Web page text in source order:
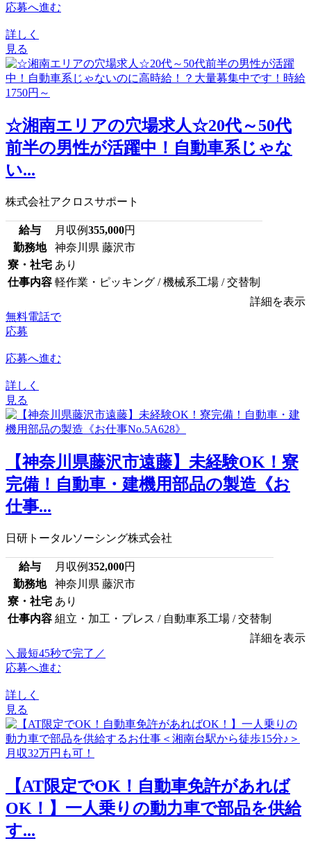
応募へ進む
詳しく
見る
☆湘南エリアの穴場求人☆20代～50代
前半の男性が活躍中！自動車系じゃな
い...
株式会社アクロスサポート
給与 月収例355,000円
勤務地
神奈川県 藤沢市
寮・社宅 あり
仕事内容 軽作業・ピッキング / 機械系工場 / 交替制
詳細を表示
無料電話で
応募
応募へ進む
詳しく
見る
【神奈川県藤沢市遠藤】未経験OK！寮
完備！自動車・建機用部品の製造《お
仕事...
日研トータルソーシング株式会社
給与 月収例352,000円
勤務地
神奈川県 藤沢市
寮・社宅 あり
仕事内容 組立・加工・プレス / 自動車系工場 / 交替制
詳細を表示
＼最短45秒で完了／
応募へ進む
詳しく
見る
【AT限定でOK！自動車免許があれば
OK！】一人乗りの動力車で部品を供給
す...